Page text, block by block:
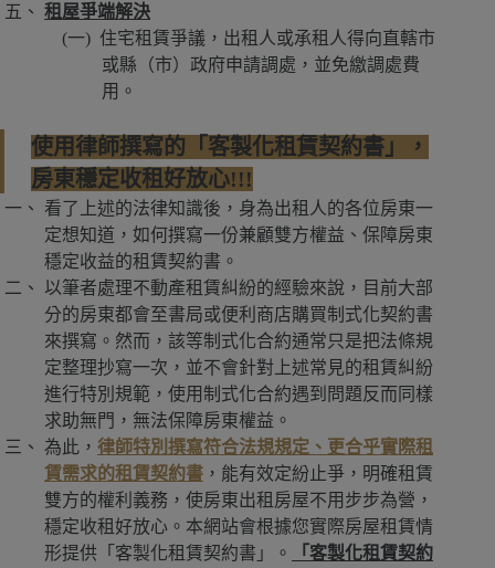
租屋爭端解決
住宅租賃爭議，出租人或承租人得向直轄市
或縣（市）政府申請調處，並免繳調處費
用。
使用律師撰寫的 「客製化租賃契約書」
，
房東穩定收租好放心!!!
看了上述的法律知識後，身為出租人的各位房東一
定想知道，如何撰寫一份兼顧雙方權益、保障房東
穩定收益的租賃契約書。
以筆者處理不動產租賃糾紛的經驗來說，目前大部
分的房東都會至書局或便利商店購買制式化契約書
來撰寫。然而，該等制式化合約通常只是把法條規
定整理抄寫一次，並不會針對上述常見的租賃糾紛
進行特別規範，使用制式化合約遇到問題反而同樣
求助無門，無法保障房東權益。
為此， 律師特別撰寫符合法規規定、更合乎實際租
賃需求的租賃契約書 ，能有效定紛止爭，明確租賃
雙方的權利義務，使房東出租房屋不用步步為營，
穩定收租好放心。本網站會根據您實際房屋租賃情
形提供「客製化租賃契約書」。
「客製化租賃契約